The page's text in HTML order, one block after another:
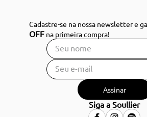
Cadastre-se na nossa newsletter e
OFF na primeira compra!
Assinar
Siga a Soullier